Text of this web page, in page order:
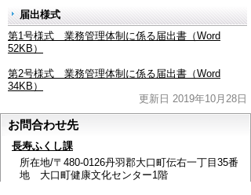
届出様式
第1号様式 業務管理体制に係る届出書（Word
52KB）
第2号様式 業務管理体制に係る届出書（Word
34KB）
更新日 2019年10月28日
お問合わせ先
長寿ふくし課
所在地/〒480-0126丹羽郡大口町伝右一丁目35番
地 大口町健康文化センター1階